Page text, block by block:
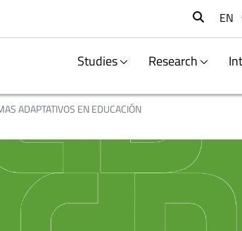
EN
Studies Research
ADAPTATIVOS EN EDUCACIÓN